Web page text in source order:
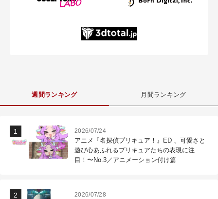
週間ランキング 月間ランキング
2026/07/24
アニメ『名探偵プリキュア！』ED 、可愛さと
遊び心あふれるプリキュアたちの表現に注
目！〜No.3／アニメーション付け篇
2026/07/28